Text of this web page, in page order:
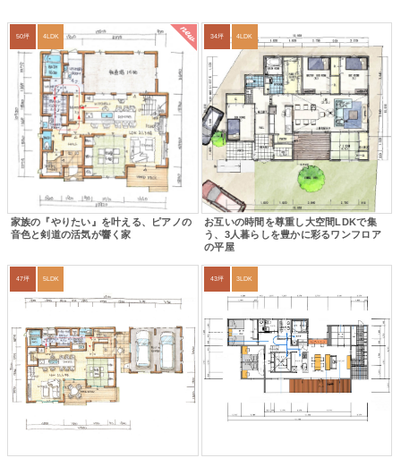
50坪 4LDK new
家族の『やりたい』を叶える、ピアノの
音色と剣道の活気が響く家
34坪 4LDK
お互いの時間を尊重し大空間LDKで集
う、3人暮らしを豊かに彩るワンフロア
の平屋
47坪 5LDK 43坪 3LDK